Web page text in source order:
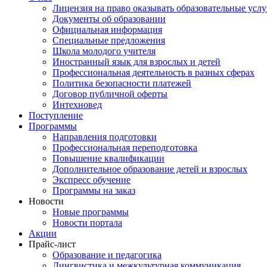
Лицензия на право оказывать образовательные
Документы об образовании
Официальная информация
Специальные предложения
Школа молодого учителя
Иностранный язык для взрослых и детей
Профессиональная деятельность в разных сферах
Политика безопасности платежей
Договор публичной оферты
Интехновед
Поступление
Программы
Направления подготовки
Профессиональная переподготовка
Повышение квалификации
Дополнительное образование детей и взрослых
Экспресс обучение
Программы на заказ
Новости
Новые программы
Новости портала
Акции
Прайс-лист
Образование и педагогика